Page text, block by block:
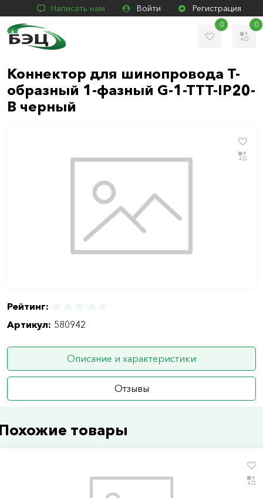
Написать нам Войти Регистрация
0 0
Коннектор для шинопровода Т-
образный 1-фазный G-1-TTT-IP20-
B черный
Рейтинг:
Артикул: 580942
Описание и характеристики
Отзывы
товары